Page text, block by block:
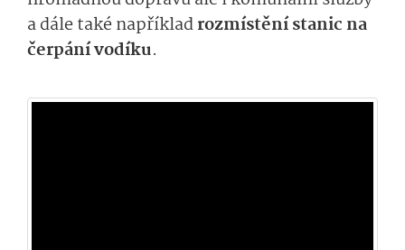
a dále také napříkladrozmístění stanic na
čerpání vodíku.